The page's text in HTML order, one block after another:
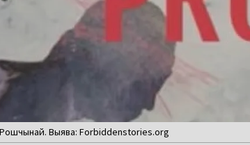
Рошчынай. Выява: Forbiddenstories.org